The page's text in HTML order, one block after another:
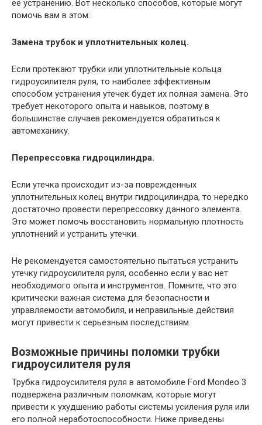
ее устранению. Вот несколько способов, которые могут
помочь вам в этом:
Замена трубок и уплотнительных колец.
Если протекают трубки или уплотнительные кольца
гидроусилителя руля, то наиболее эффективным
способом устранения утечек будет их полная замена. Это
требует некоторого опыта и навыков, поэтому в
большинстве случаев рекомендуется обратиться к
автомеханику.
Перепрессовка гидроцилиндра.
Если утечка происходит из-за поврежденных
уплотнительных колец внутри гидроцилиндра, то нередко
достаточно провести перепрессовку данного элемента.
Это может помочь восстановить нормальную плотность
уплотнений и устранить утечки.
Не рекомендуется самостоятельно пытаться устранить
утечку гидроусилителя руля, особенно если у вас нет
необходимого опыта и инструментов. Помните, что это
критически важная система для безопасности и
управляемости автомобиля, и неправильные действия
могут привести к серьезным последствиям.
Возможные причины поломки трубки
гидроусилителя руля
Трубка гидроусилителя руля в автомобиле Ford Mondeo 3
подвержена различным поломкам, которые могут
привести к ухудшению работы системы усиления руля или
его полной неработоспособности. Ниже приведены